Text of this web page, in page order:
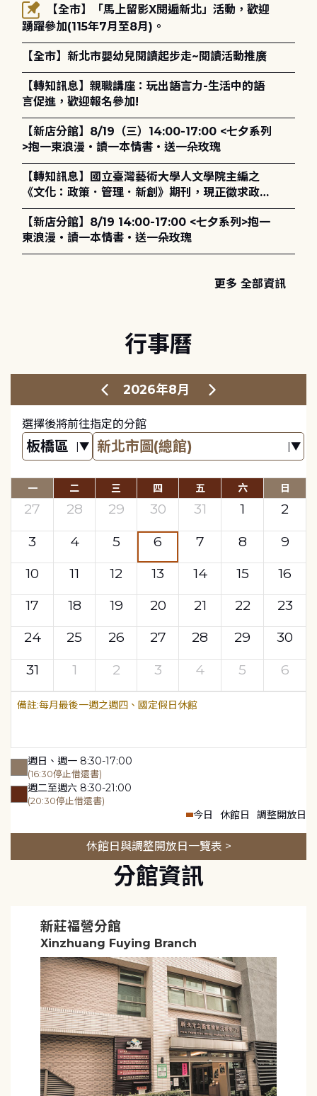
踴躍參加(115年7月至8月)。
【全市】新北市嬰幼兒閱讀起步走~閱讀活動推廣
【轉知訊息】親職講座：玩出語言力-生活中的語
言促進，歡迎報名參加!
【新店分館】8/19（三）14:00-17:00 <七夕系列
>抱一束浪漫・讀一本情書・送一朵玫瑰
【轉知訊息】國立臺灣藝術大學人文學院主編之
《文化：政策．管理．新創》期刊，現正徵求政策
評論、書評及【邁向具回應力的博物館治理：政
策、領導與管理】主題特刊稿件至2027年6月1日
止，歡迎踴躍投稿。
【新店分館】8/19 14:00-17:00 <七夕系列>抱一
束浪漫・讀一本情書・送一朵玫瑰
更多 全部資訊
行事曆
2026年8月
選擇後將前往指定的分館
一 二 三 四 五 六 日
27 28 29 30 31 1
2
3
4 5 6 7 8
9
10
11 12 13 14 15
16
17
18 19 20 21 22
23
24
25 26 27 28 29
30
31
1 2 3 4 5 6
每月最後一週之週四、國定假日休館
週日、週一 8:30-17:00
(16:30停止借還書)
週二至週六 8:30-21:00
(20:30停止借還書)
今日 休館日 調整開放日
休館日與調整開放日一覽表 >
分館資訊
新莊福營分館
Xinzhuang Fuying Branch